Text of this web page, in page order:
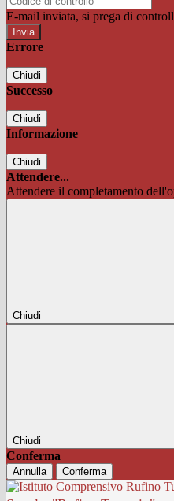
E-mail inviata, si prega di
Errore
Chiudi
Successo
Chiudi
Informazione
Chiudi
Attendere...
Attendere il completamento
Chiudi
Chiudi
Conferma
Annulla Conferma